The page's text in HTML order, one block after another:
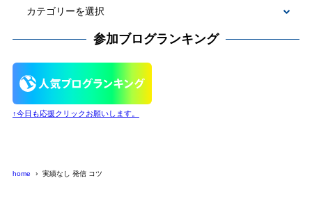
テ
ー
参加ブログランキング
↑今日も応援クリックお願いします。
home 実績なし 発信 コツ